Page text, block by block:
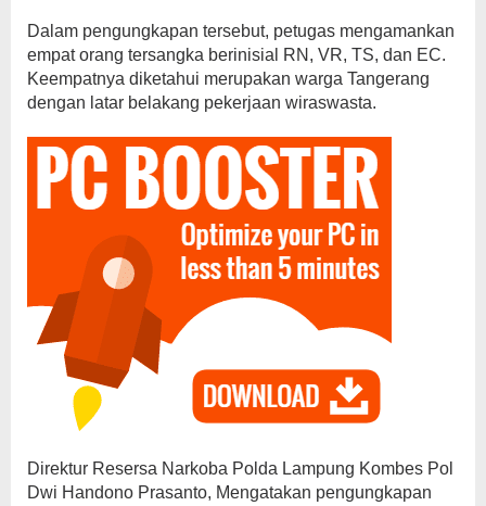
Dalam pengungkapan tersebut, petugas mengamankan
empat orang tersangka berinisial RN, VR, TS, dan EC.
Keempatnya diketahui merupakan warga Tangerang
dengan latar belakang pekerjaan wiraswasta.
Direktur Resersa Narkoba Polda Lampung Kombes Pol
Dwi Handono Prasanto, Mengatakan pengungkapan